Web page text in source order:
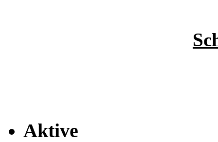
Aktive